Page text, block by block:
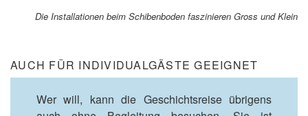
Die Installationen beim Schibenboden faszinieren Gross und Klein
AUCH FÜR INDIVIDUALGÄSTE GEEIGNET
Wer will, kann die Geschichtsreise übrigens